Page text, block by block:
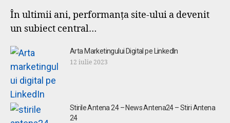
În ultimii ani, performanța site-ului a devenit
un subiect central…
Arta Marketingului Digital pe LinkedIn
12 iulie 2023
Stirile Antena 24 – News Antena24 – Stiri Antena
24